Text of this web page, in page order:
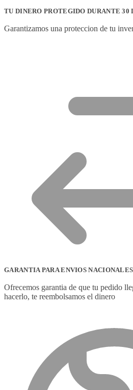
TU DINERO PROTEGIDO DURANTE 30
Garantizamos una proteccion de tu
GARANTIA PARA ENVIOS
Ofrecemos garantia de que tu pedido
hacerlo, te reembolsamos el dinero